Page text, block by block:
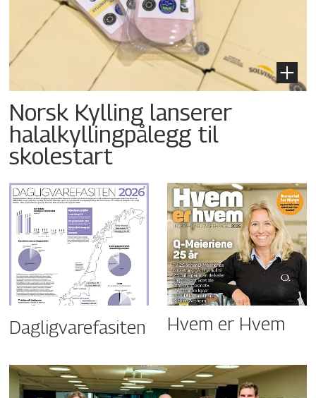
Norsk Kylling lanserer
halalkyllingpålegg til
skolestart
Dagligvarefasiten Hvem er Hvem